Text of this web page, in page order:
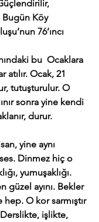
Bugün Köy
76’ıncı
atılır. Ocak, 21
tutuşturulur. O
sonra yine kendi
durur.
yine aynı
Dinmez hiç o
yumuşaklığı.
güzel ayını. Bekler
hep. O kor sarmıştır
Derslikte, işlikte,